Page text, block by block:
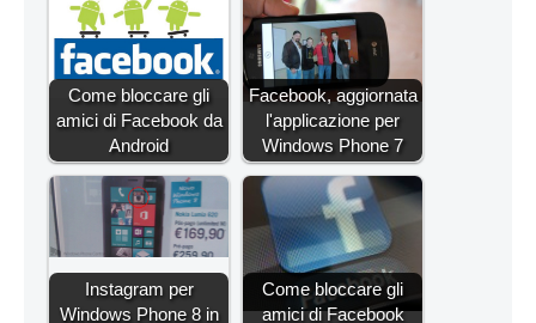
Come bloccare gli
amici di Facebook da
Android
Facebook, aggiornata
l'applicazione per
Windows Phone 7
Instagram per
Windows Phone 8 in
Come bloccare gli
amici di Facebook